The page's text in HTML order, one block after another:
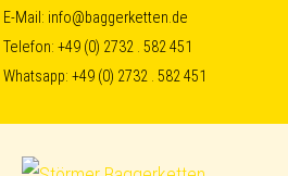
Skip
to
primary
navigation
Skip
to
content
Skip
to
E-Mail: info@baggerketten.de
Telefon:+49 (0) 2732 . 582 451
Whatsapp:+49 (0) 2732 . 582 451